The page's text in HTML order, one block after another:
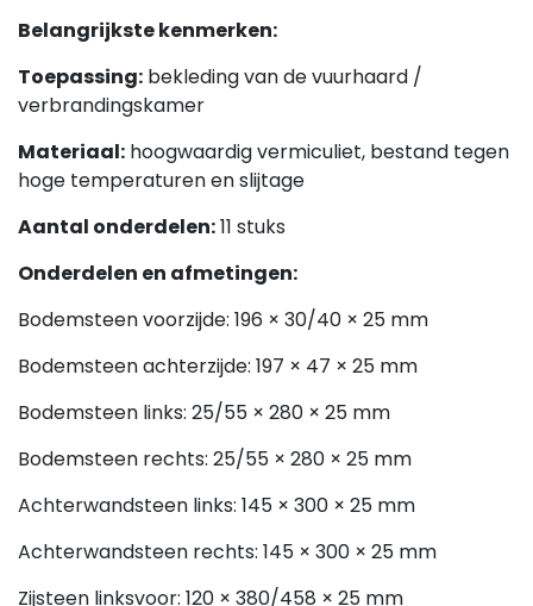
Belangrijkste kenmerken:
Toepassing: bekleding van de vuurhaard /
verbrandingskamer
Materiaal: hoogwaardig vermiculiet, bestand tegen
hoge temperaturen en slijtage
Aantal onderdelen:11 stuks
Onderdelen en afmetingen:
Bodemsteen voorzijde: 196 × 30/40 × 25 mm
Bodemsteen achterzijde: 197 × 47 × 25 mm
Bodemsteen links: 25/55 × 280 × 25 mm
Bodemsteen rechts: 25/55 × 280 × 25 mm
Achterwandsteen links: 145 × 300 × 25 mm
Achterwandsteen rechts: 145 × 300 × 25 mm
Zijsteen linksvoor: 120 × 380/458 × 25 mm